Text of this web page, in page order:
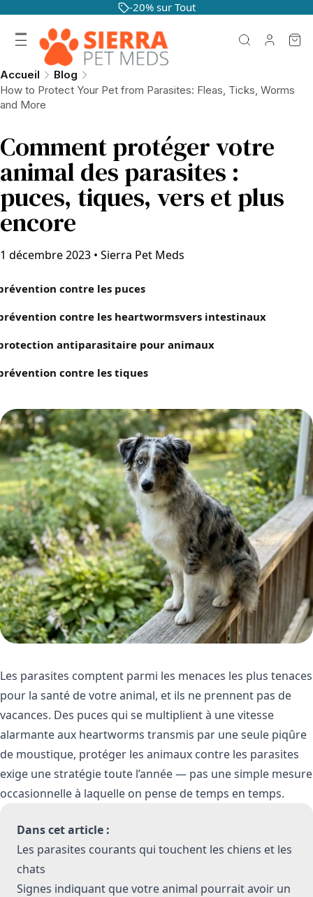
-20% sur Tout
Accueil
Blog
How to Protect Your Pet from Parasites: Fleas, Ticks, Worms
and More
Comment protéger votre
animal des parasites :
puces, tiques, vers et plus
encore
1 décembre 2023 • Sierra Pet Meds
contre les puces
contre les heartwormsvers intestinaux
antiparasitaire pour animaux
contre les tiques
Les parasites comptent parmi les menaces les plus tenaces
pour la santé de votre animal, et ils ne prennent pas de
vacances. Des puces qui se multiplient à une vitesse
alarmante aux heartworms transmis par une seule piqûre
de moustique, protéger les animaux contre les parasites
exige une stratégie toute l’année — pas une simple mesure
occasionnelle à laquelle on pense de temps en temps.
Dans cet article :
Les parasites courants qui touchent les chiens et les
chats
Signes indiquant que votre animal pourrait avoir un